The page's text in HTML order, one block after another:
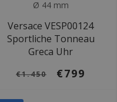
Ø 44 mm
Versace VESP00124
Sportliche Tonneau
Greca Uhr
€1.450 €799